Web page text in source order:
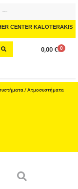
CENTER KALOTERAKIS
0,00 € 0
Cart
/Ατμοσυστήματα